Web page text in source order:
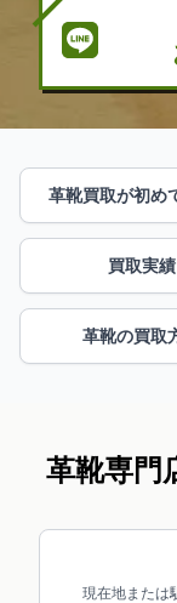
革靴買取が初め
買取実績
革靴の買取
革靴専門
現在地または